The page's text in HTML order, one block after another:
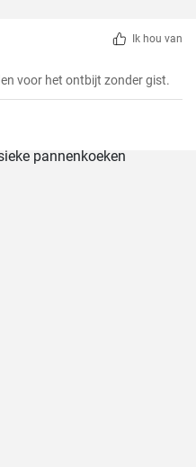
Ik hou van
voor het ontbijt zonder gist.